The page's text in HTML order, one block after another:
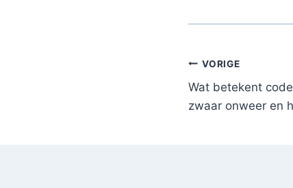
Bericht
navigatie
VORIGE
Wat betekent
zwaar onweer en